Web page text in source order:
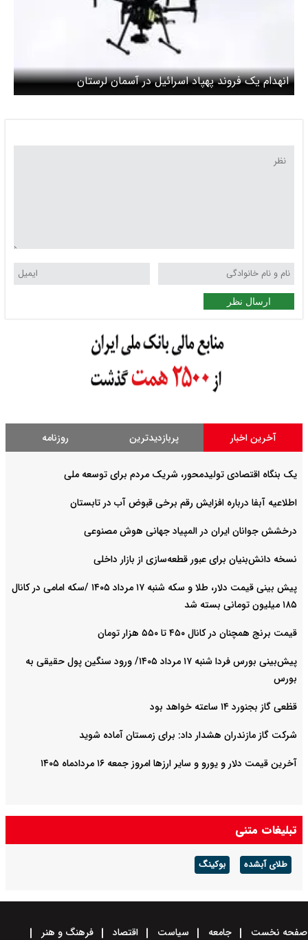
انهدام یک فروند پهپاد اسرائیل در آسمان لرستان
ارسال نظر
آخرین اخبار پربازدیدترین روزنامه
یک بنگاه اقتصادی تولیدمحور، شریک مردم برای توسعه ملی
اطلاعیه آبفا درباره افزایش رقم برخی قبوض آب در تابستان
درخشش جوانان ایران در المپیاد جهانی هوش مصنوعی
نسخه دانش‌بنیان برای عبور قطعه‌سازی از بازار داخلی
پیش ‌بینی قیمت دلار، طلا و سکه شنبه ۱۷ مرداد ۱۴۰۵ /سکه امامی در کانال
۱۸۵ میلیون تومانی بسته شد
قیمت برنج همچنان در کانال ۴۵۰ تا ۵۵۰ هزار تومان
پیش‌بینی بورس فردا شنبه ۱۷ مرداد ۱۴۰۵/ ورود سنگین پول حقیقی به
بورس
قظعی گاز بجنورد ۱۴ ساعته خواهد بود
شرکت گاز مازندران هشدار داد: برای زمستان آماده شوید
آخرین قیمت دلار و یورو و سایر ارزها امروز جمعه ۱۶ مردادماه ۱۴۰۵
تبلیغات متنی
طلای آبشده بوکینگ
صفحه نخست جامعه سیاست اقتصاد فرهنگ و هنر